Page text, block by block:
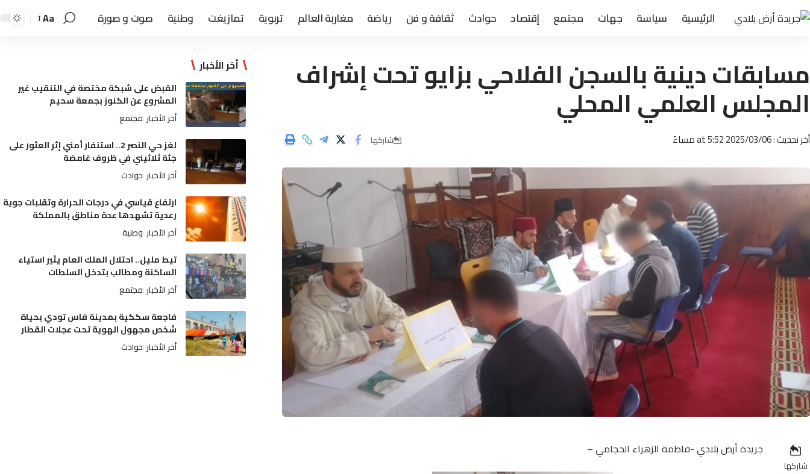
الرئيسية سياسة جهات مجتمع إقتصاد حوادث ثقافة و فن رياضة مغاربة العالم تربوية تمازيغت وطنية صوت و صورة Aa
مسابقات دينية بالسجن الفلاحي بزايو تحت إشراف
المجلس العلمي المحلي
أخر تحديث : 2025/03/06 at 5:52 مساءً شاركها
شاركها
جريدة أرض بلادي -فاطمة الزهراء الحجامي –
أخر الأخبار
القبض على شبكة مختصة في التنقيب غير
المشروع عن الكنوز بجمعة سحيم
أخر الأخبار مجتمع
لغز حي النصر 2.. استنفار أمني إثر العثور على
جثة ثلاثيني في ظروف غامضة
أخر الأخبار حوادث
ارتفاع قياسي في درجات الحرارة وتقلبات جوية
رعدية تشهدها عدة مناطق بالمملكة
أخر الأخبار وطنية
تيط مليل.. احتلال الملك العام يثير استياء
الساكنة ومطالب بتدخل السلطات
أخر الأخبار مجتمع
فاجعة سككية بمدينة فاس تودي بحياة
شخص مجهول الهوية تحت عجلات القطار
أخر الأخبار حوادث